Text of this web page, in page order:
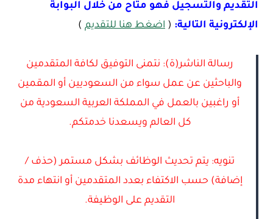
التقديم والتسجيل فهو متاح من خلال البوابة
الإلكترونية التالية: ( اضغط هنا للتقديم )
رسالة الناشر(ة): نتمنى التوفيق لكافة المتقدمين
والباحثين عن عمل سواء من السعوديين أو المقمين
أو راغبين بالعمل في المملكة العربية السعودية من
كل العالم ويسعدنا خدمتكم.
تنويه: يتم تحديث الوظائف بشكل مستمر (حذف /
إضافة) حسب الاكتفاء بعدد المتقدمين أو انتهاء مدة
التقديم على الوظيفة.